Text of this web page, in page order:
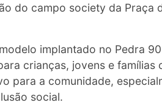
do campo society da Praça
implantado no Pedra
crianças, jovens e famílias
para a comunidade,
social.